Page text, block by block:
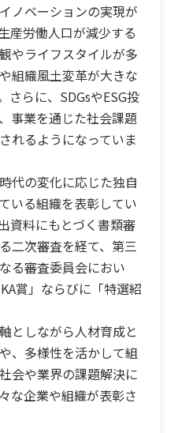
ノベーションの実現が
産労働人口が減少する
やライフスタイルが多
組織風土変革が大きな
さらに、SDGsやESG投
事業を通じた社会課題
れるようになっていま
代の変化に応じた独自
いる組織を表彰してい
資料にもとづく書類審
二次審査を経て、第三
る審査委員会におい
賞」ならびに「特選紹
としながら人材育成と
、多様性を活かして組
会や業界の課題解決に
な企業や組織が表彰さ